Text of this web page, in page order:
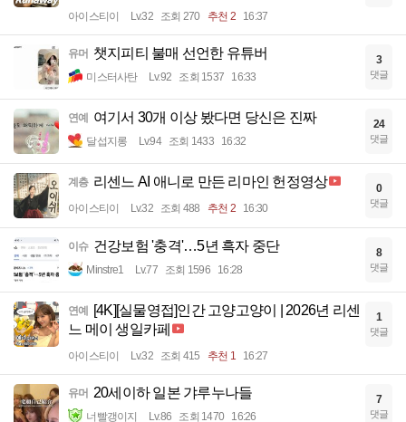
아이스티이 Lv.32 조회 270 추천 2 16:37
유머 챗지피티 불매 선언한 유튜버
미스터사탄 Lv.92 조회 1537 16:33
3
댓글
연예 여기서 30개 이상 봤다면 당신은 진짜
달섭지롱 Lv.94 조회 1433 16:32
24
댓글
계층 리센느 AI 애니로 만든 리마인 헌정영상
아이스티이 Lv.32 조회 488 추천 2 16:30
0
댓글
이슈 건강보험 '충격'…5년 흑자 중단
Minstre1 Lv.77 조회 1596 16:28
8
댓글
연예 [4K][실물영접]인간 고양고양이 | 2026년 리센
느 메이 생일카페
아이스티이 Lv.32 조회 415 추천 1 16:27
1
댓글
유머 20세이하 일본 갸루누나들
너빨갱이지 Lv.86 조회 1470 16:26
7
댓글